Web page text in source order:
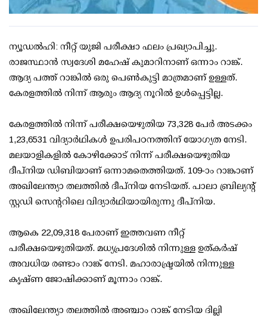
ന്യൂഡല്‍ഹി: നീറ്റ് യുജി പരീക്ഷാ ഫലം പ്രഖ്യാപിച്ചു.
രാജസ്ഥാന്‍ സ്വദേശി മഹേഷ് കുമാറിനാണ് ഒന്നാം റാങ്ക്.
ആദ്യ പത്ത് റാങ്കില്‍ ഒരു പെണ്‍കുട്ടി മാത്രമാണ് ഉള്ളത്.
കേരളത്തില്‍ നിന്ന് ആരും ആദ്യ നൂറില്‍ ഉള്‍പ്പെട്ടില്ല.
കേരളത്തില്‍ നിന്ന് പരീക്ഷയെഴുതിയ 73,328 പേര്‍ അടക്കം
1,23,6531 വിദ്യാര്‍ഥികള്‍ ഉപരിപഠനത്തിന് യോഗ്യത നേടി.
മലയാളികളില്‍ കോഴിക്കോട് നിന്ന് പരീക്ഷയെഴുതിയ
ദീപ്നിയ ഡിബിയാണ് ഒന്നാമതെത്തിയത്. 109-ാം റാങ്കാണ്
അഖിലേന്ത്യാ തലത്തില്‍ ദീപ്നിയ നേടിയത്. പാലാ ബ്രില്യന്റ്
സ്റ്റഡി സെന്ററിലെ വിദ്യാര്‍ഥിയായിരുന്നു ദീപ്നിയ.
ആകെ 22,09,318 പേരാണ് ഇത്തവണ നീറ്റ്
പരീക്ഷയെഴുതിയത്. മധ്യപ്രദേശില്‍ നിന്നുള്ള ഉത്കര്‍ഷ്
അവധിയ രണ്ടാം റാങ്ക് നേടി. മഹാരാഷ്ട്രയില്‍ നിന്നുള്ള
കൃഷ്ണ ജോഷിക്കാണ് മൂന്നാം റാങ്ക്.
അഖിലേന്ത്യാ തലത്തില്‍ അഞ്ചാം റാങ്ക് നേടിയ ദില്ലി